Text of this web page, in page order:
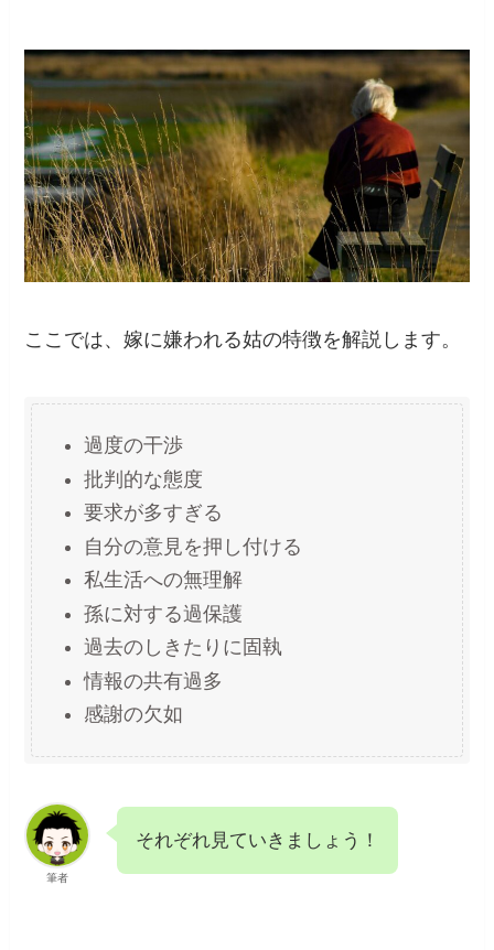
ここでは、嫁に嫌われる姑の特徴を解説します。
過度の干渉
批判的な態度
要求が多すぎる
自分の意見を押し付ける
私生活への無理解
孫に対する過保護
過去のしきたりに固執
情報の共有過多
感謝の欠如
筆者
それぞれ見ていきましょう！